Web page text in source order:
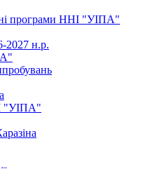
програми ННІ "УІПА"
2027 н.р.
"УІПА"